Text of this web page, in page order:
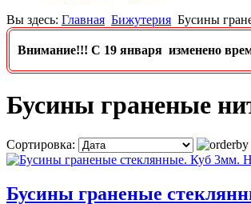
Вы здесь: Главная Бижутерия Бусины
Внимание!!! C 19 января изменено
Бусины граненые
Сортировка:
Бусины граненые